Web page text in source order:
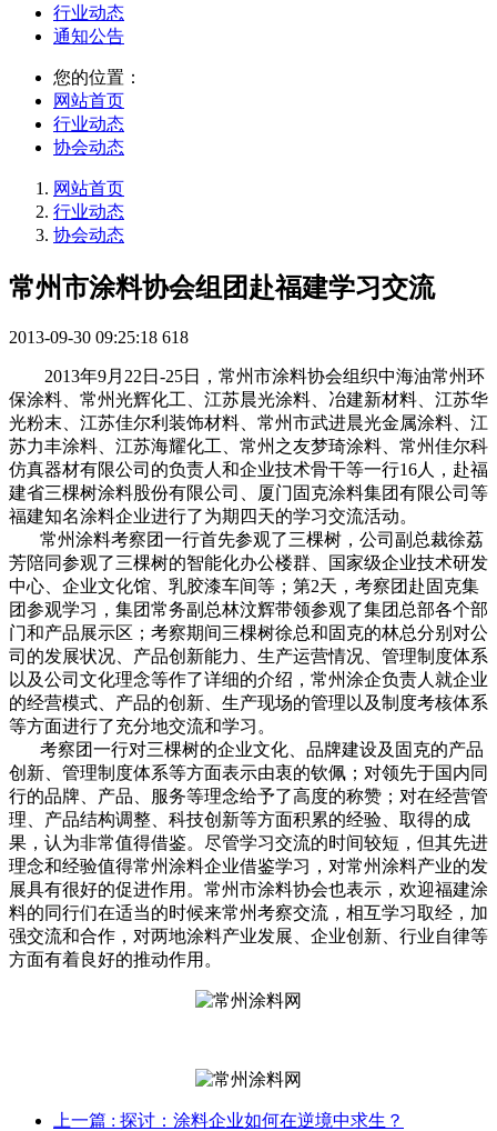
行业动态
通知公告
您的位置：
网站首页
行业动态
协会动态
网站首页
行业动态
协会动态
常州市涂料协会组团赴福建学习交流
2013-09-30 09:25:18 618
2013年9月22日-25日，常州市涂料协会组织中海油常州环
保涂料、常州光辉化工、江苏晨光涂料、冶建新材料、江苏华
光粉末、江苏佳尔利装饰材料、常州市武进晨光金属涂料、江
苏力丰涂料、江苏海耀化工、常州之友梦琦涂料、常州佳尔科
仿真器材有限公司的负责人和企业技术骨干等一行16人，赴福
建省三棵树涂料股份有限公司、厦门固克涂料集团有限公司等
福建知名涂料企业进行了为期四天的学习交流活动。
常州涂料考察团一行首先参观了三棵树，公司副总裁徐荔
芳陪同参观了三棵树的智能化办公楼群、国家级企业技术研发
中心、企业文化馆、乳胶漆车间等；第2天，考察团赴固克集
团参观学习，集团常务副总林汶辉带领参观了集团总部各个部
门和产品展示区；考察期间三棵树徐总和固克的林总分别对公
司的发展状况、产品创新能力、生产运营情况、管理制度体系
以及公司文化理念等作了详细的介绍，常州涂企负责人就企业
的经营模式、产品的创新、生产现场的管理以及制度考核体系
等方面进行了充分地交流和学习。
考察团一行对三棵树的企业文化、品牌建设及固克的产品
创新、管理制度体系等方面表示由衷的钦佩；对领先于国内同
行的品牌、产品、服务等理念给予了高度的称赞；对在经营管
理、产品结构调整、科技创新等方面积累的经验、取得的成
果，认为非常值得借鉴。尽管学习交流的时间较短，但其先进
理念和经验值得常州涂料企业借鉴学习，对常州涂料产业的发
展具有很好的促进作用。常州市涂料协会也表示，欢迎福建涂
料的同行们在适当的时候来常州考察交流，相互学习取经，加
强交流和合作，对两地涂料产业发展、企业创新、行业自律等
方面有着良好的推动作用。
上一篇 : 探讨：涂料企业如何在逆境中求生？